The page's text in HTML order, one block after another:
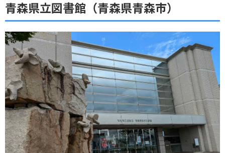
青森県立図書館（青森県青森市）